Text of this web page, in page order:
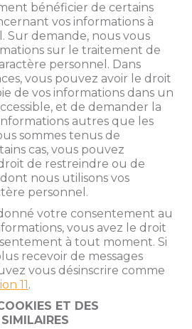
bénéficier de certains
vos informations à
Sur demande, nous vous
sur le traitement de
personnel. Dans
vous pouvez avoir le droit
de vos informations dans un
et de demander la
autres que les
sommes tenus de
cas, vous pouvez
de restreindre ou de
nous utilisons vos
personnel.
votre consentement au
vous avez le droit
à tout moment. Si
recevoir de messages
vous désinscrire comme
11.
ET DES